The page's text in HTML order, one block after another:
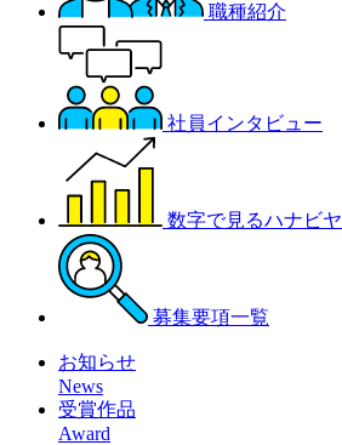
職種紹介
社員インタビュー
数字で見るハナビヤ
募集要項一覧
お知らせ
News
受賞作品
Award